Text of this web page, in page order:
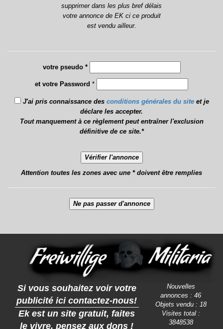
supprimer dans les plus bref délais
votre annonce de EK ci ce produit
est vendu ailleur.
votre pseudo *
et votre Password *
J'ai pris connaissance des conditions générales du siteet je
déclare les accepter.
Tout manquement à ce règlement peut entraîner l'exclusion
définitive de ce site.*
Attention toutes les zones avec une * doivent être remplies
Si vous souhaitez voir votre
publicité ici contactez-nous!
Ek est un site gratuit, faites
le vivre, pensez aux dons !
Nouvelles
annonces : 46
Objets vendu : 18
Visites total :
3848538